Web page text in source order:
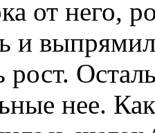
от него,
и
рост.
нее.